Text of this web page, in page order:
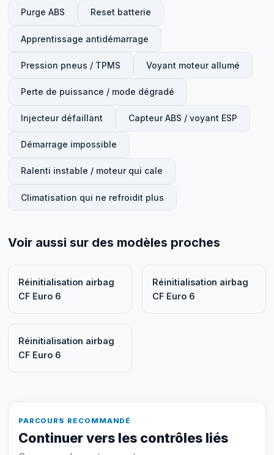
Purge ABS Reset batterie
Apprentissage antidémarrage
Pression pneus / TPMS Voyant moteur allumé
Perte de puissance / mode dégradé
Injecteur défaillant Capteur ABS / voyant ESP
Démarrage impossible
Ralenti instable / moteur qui cale
Climatisation qui ne refroidit plus
Voir aussi sur des modèles proches
Réinitialisation airbag
CF Euro 6
Réinitialisation airbag
CF Euro 6
Réinitialisation airbag
CF Euro 6
PARCOURS RECOMMANDÉ
Continuer vers les contrôles liés